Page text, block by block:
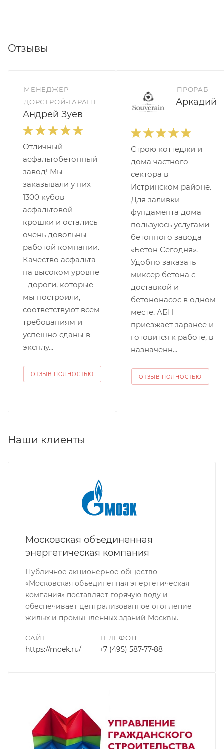
Отзывы
МЕНЕДЖЕР
ДОРСТРОЙ-ГАРАНТ
Андрей Зуев
Отличный
асфальтобетонный
завод! Мы
заказывали у них
1300 кубов
асфальтовой
крошки и остались
очень довольны
работой компании.
Качество асфальта
на высоком уровне
- дороги, которые
мы построили,
соответствуют всем
требованиям и
успешно сданы в
эксплу...
ОТЗЫВ ПОЛНОСТЬЮ
ПРОРАБ
Аркадий
Строю коттеджи и
дома частного
сектора в
Истринском районе.
Для заливки
фундамента дома
пользуюсь услугами
бетонного завода
«Бетон Сегодня».
Удобно заказать
миксер бетона с
доставкой и
бетононасос в одном
месте. АБН
приезжает заранее и
готовится к работе, в
назначенн...
ОТЗЫВ ПОЛНОСТЬЮ
Наши клиенты
Московская объединенная
энергетическая компания
Публичное акционерное общество
«Московская объединенная энергетическая
компания» поставляет горячую воду и
обеспечивает централизованное отопление
жилых и промышленных зданий Москвы.
САЙТ
https://moek.ru/
ТЕЛЕФОН
+7 (495) 587-77-88